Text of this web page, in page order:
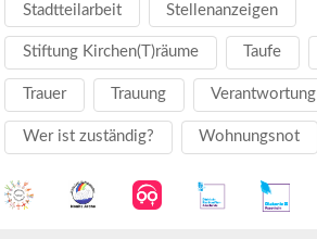
Stadtteilarbeit Stellenanzeigen
Stiftung Kirchen(T)räume Taufe
Trauer Trauung Verantwortung
Wer ist zuständig? Wohnungsnot